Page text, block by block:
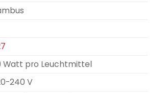
Watt pro Leuchtmittel
240 V